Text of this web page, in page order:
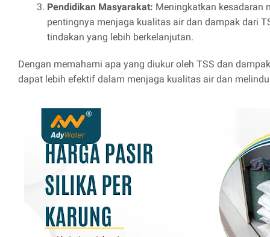
Pendidikan Masyarakat: Meningkatkan kesadaran
pentingnya menjaga kualitas air dan dampak dari
tindakan yang lebih berkelanjutan.
Dengan memahami apa yang diukur oleh TSS dan
dapat lebih efektif dalam menjaga kualitas air dan